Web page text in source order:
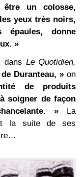
être un colosse,
yeux très noirs,
donne
»
dans Le Quotidien,
Duranteau, » on
de produits
soigner de façon
» La
la suite de ses